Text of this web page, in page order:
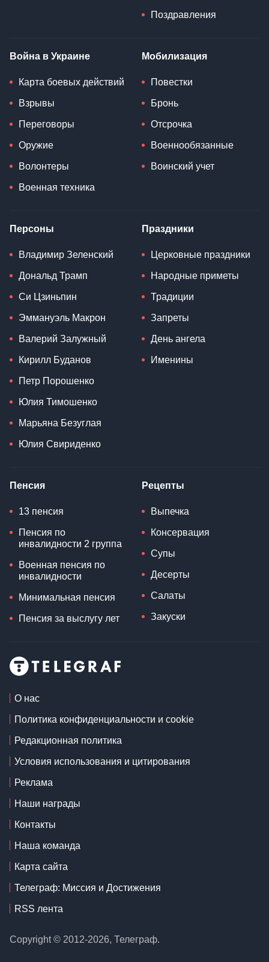
Поздравления
Война в Украине
Карта боевых действий
Взрывы
Переговоры
Оружие
Волонтеры
Военная техника
Мобилизация
Повестки
Бронь
Отсрочка
Военнообязанные
Воинский учет
Персоны
Владимир Зеленский
Дональд Трамп
Си Цзиньпин
Эммануэль Макрон
Валерий Залужный
Кирилл Буданов
Петр Порошенко
Юлия Тимошенко
Марьяна Безуглая
Юлия Свириденко
Праздники
Церковные праздники
Народные приметы
Традиции
Запреты
День ангела
Именины
Пенсия
13 пенсия
Пенсия по
инвалидности 2 группа
Военная пенсия по
инвалидности
Минимальная пенсия
Пенсия за выслугу лет
Рецепты
Выпечка
Консервация
Супы
Десерты
Салаты
Закуски
О нас
Политика конфиденциальности и cookie
Редакционная политика
Условия использования и цитирования
Реклама
Наши награды
Контакты
Наша команда
Карта сайта
Телеграф: Миссия и Достижения
RSS лента
Copyright © 2012-2026, Телеграф.